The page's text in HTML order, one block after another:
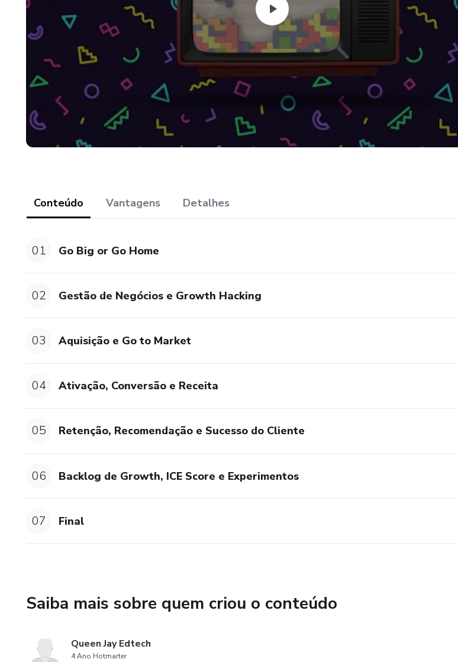
processos e estratégias de marketing, vendas, growth hacking e gestão ágil.
Assista a 5 vídeos gratuitos:
https://queenjay.com/courses/gestao-growth-hacking/lectures/14510538
Conteúdo Vantagens Detalhes
01 Go Big or Go Home
02 Gestão de Negócios e Growth Hacking
03 Aquisição e Go to Market
04 Ativação, Conversão e Receita
05 Retenção, Recomendação e Sucesso do Cliente
06 Backlog de Growth, ICE Score e Experimentos
07 Final
Saiba mais sobre quem criou o conteúdo
Queen Jay Edtech
4 Ano Hotmarter